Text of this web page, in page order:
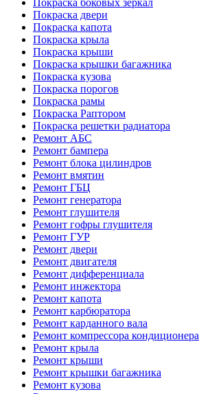
Покраска боковых зеркал
Покраска двери
Покраска капота
Покраска крыла
Покраска крыши
Покраска крышки багажника
Покраска кузова
Покраска порогов
Покраска рамы
Покраска Раптором
Покраска решетки радиатора
Ремонт АБС
Ремонт бампера
Ремонт блока цилиндров
Ремонт вмятин
Ремонт ГБЦ
Ремонт генератора
Ремонт глушителя
Ремонт гофры глушителя
Ремонт ГУР
Ремонт двери
Ремонт двигателя
Ремонт дифференциала
Ремонт инжектора
Ремонт капота
Ремонт карбюратора
Ремонт карданного вала
Ремонт компрессора кондиционера
Ремонт крыла
Ремонт крыши
Ремонт крышки багажника
Ремонт кузова